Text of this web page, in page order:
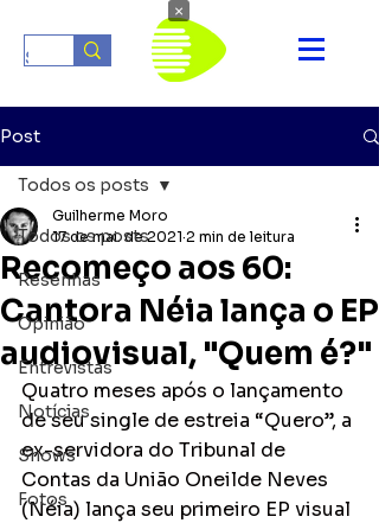
Post
Todos os posts
Resenhas
Opinião
Entrevistas
Notícias
Shows
Fotos
Todos os posts
Recomeço aos 60:
Cantora Néia lança o EP
audiovisual, "Quem é?"
Guilherme Moro
17 de mai. de 2021 2 min de leitura
Quatro meses após o lançamento
de seu single de estreia “Quero”, a
ex-servidora do Tribunal de
Contas da União Oneilde Neves
(Néia) lança seu primeiro EP visual
×